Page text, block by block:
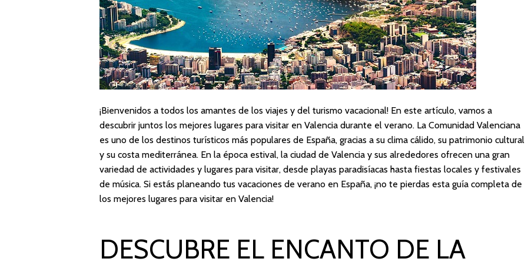
¡Bienvenidos a todos los amantes de los viajes y del turismo vacacional! En este artículo, vamos a
descubrir juntos los mejores lugares para visitar en Valencia durante el verano. La Comunidad Valenciana
es uno de los destinos turísticos más populares de España, gracias a su clima cálido, su patrimonio cultural
y su costa mediterránea. En la época estival, la ciudad de Valencia y sus alrededores ofrecen una gran
variedad de actividades y lugares para visitar, desde playas paradisíacas hasta fiestas locales y festivales
de música. Si estás planeando tus vacaciones de verano en España, ¡no te pierdas esta guía completa de
los mejores lugares para visitar en Valencia!
DESCUBRE EL ENCANTO DE LA